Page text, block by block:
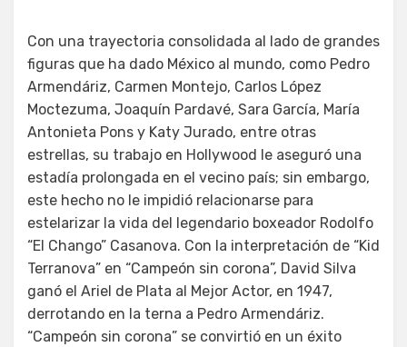
Con una trayectoria consolidada al lado de grandes
figuras que ha dado México al mundo, como Pedro
Armendáriz, Carmen Montejo, Carlos López
Moctezuma, Joaquín Pardavé, Sara García, María
Antonieta Pons y Katy Jurado, entre otras
estrellas, su trabajo en Hollywood le aseguró una
estadía prolongada en el vecino país; sin embargo,
este hecho no le impidió relacionarse para
estelarizar la vida del legendario boxeador Rodolfo
“El Chango” Casanova. Con la interpretación de “Kid
Terranova” en “Campeón sin corona”, David Silva
ganó el Ariel de Plata al Mejor Actor, en 1947,
derrotando en la terna a Pedro Armendáriz.
“Campeón sin corona” se convirtió en un éxito